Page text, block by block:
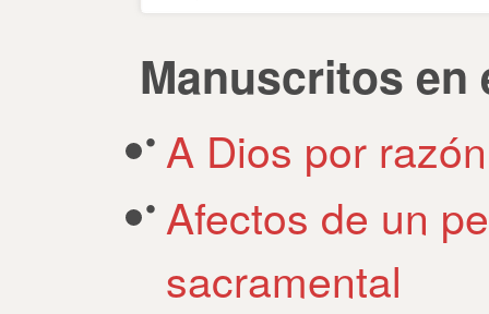
Manuscritos en
A Dios por
Afectos de un
sacramental